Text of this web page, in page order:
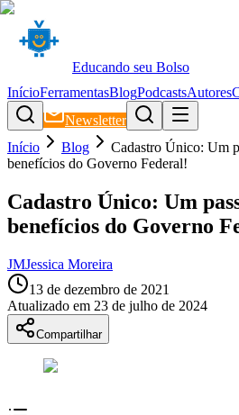
Educando seu Bolso
InícioFerramentasBlogPodcastsAutores
Newsletter
Início
Blog
Cadastro Único: Um
benefícios do Governo Federal!
Cadastro Único: Um
benefícios do Governo
JMJessica Moreira
13 de dezembro de 2021
Atualizado em 23 de julho de 2024
Compartilhar